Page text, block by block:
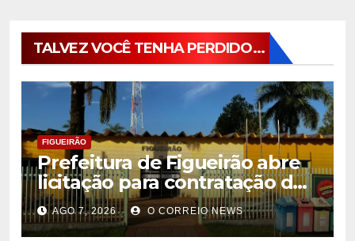
TALVEZ VOCÊ TENHA PERDIDO...
FIGUEIRÃO
Prefeitura de Figueirão abre
licitação para contratação de
estrutura de eventos
AGO 7, 2026 O CORREIO NEWS